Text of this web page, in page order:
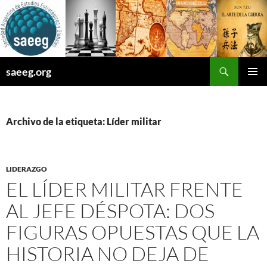
Saltar
al
contenido
saeeg.org
Archivo de la etiqueta: Líder militar
LIDERAZGO
EL LÍDER MILITAR FRENTE
AL JEFE DÉSPOTA: DOS
FIGURAS OPUESTAS QUE LA
HISTORIA NO DEJA DE